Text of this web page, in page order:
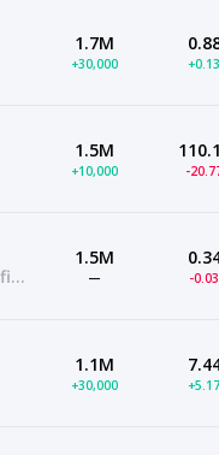
1.7M
+30,000
1.5M
+10,000 -
@oidoreshacedoresoficial
1.5M
— -
1.1M
+30,000